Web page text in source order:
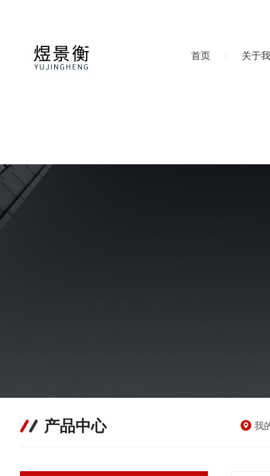
首页 关于
产品中心 我